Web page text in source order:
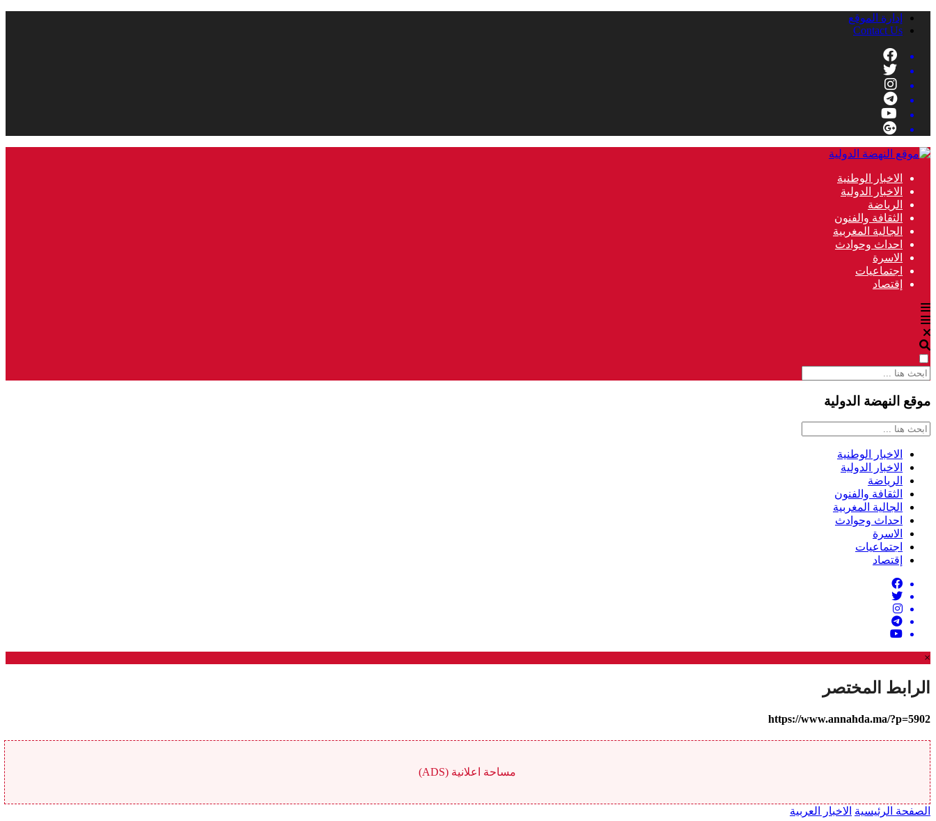
إدارة الموقع
Contact Us
الاخبار الوطنية
الاخبار الدولية
الرياضة
الثقافة والفنون
الجالية المغربية
احداث وحوادث
الاسرة
اجتماعيات
إقتصاد
موقع النهضة الدولية
الاخبار الوطنية
الاخبار الدولية
الرياضة
الثقافة والفنون
الجالية المغربية
احداث وحوادث
الاسرة
اجتماعيات
إقتصاد
×
الرابط المختصر
https://www.annahda.ma/?p=5902
مساحة اعلانية (ADS)
الصفحة الرئيسية الاخبار العربية